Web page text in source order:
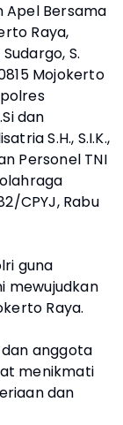
Apel Bersama
Raya,
S.
Mojokerto
dan
S.H., S.I.K.,
Personel TNI
CPYJ, Rabu
guna
mewujudkan
Raya.
anggota
menikmati
dan